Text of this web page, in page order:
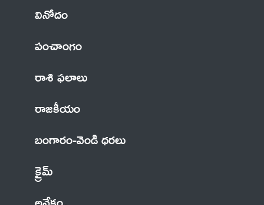
వినోదం
పంచాంగం
రాశి ఫలాలు
రాజకీయం
బంగారం-వెండి ధరలు
క్రైమ్